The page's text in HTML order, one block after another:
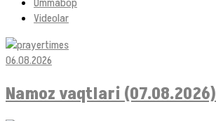
Videolar
06.08.2026
Namoz vaqtlari (07.08.2026)